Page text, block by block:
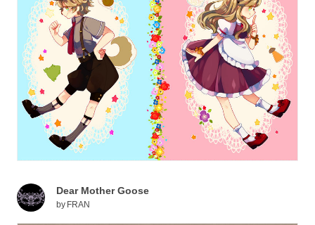
Dear Mother Goose
by FRAN